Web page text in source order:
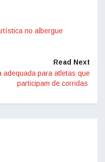
no albergue
Read Next
adequada para atletas que
participam de corridas